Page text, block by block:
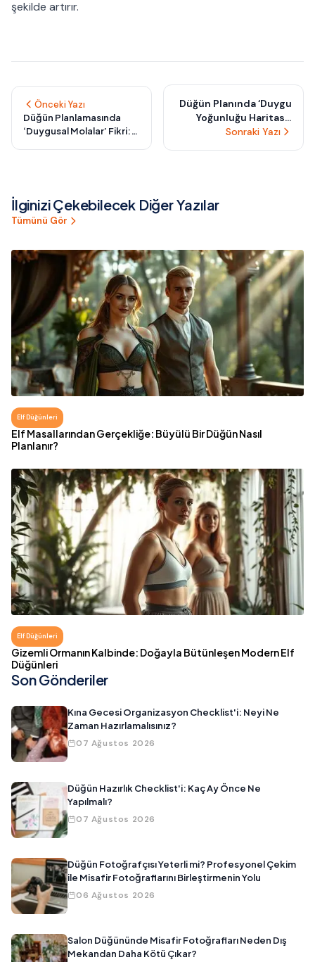
şekilde artırır.
Önceki Yazı
Düğün Planlamasında
‘Duygusal Molalar’ Fikri:
Sonraki Yazı
Düğün Planında ‘Duygu
Yoğunluğu Haritası’:
Hangi Anlara Yatırım
İlginizi Çekebilecek Diğer Yazılar
Tümünü Gör
Elf Düğünleri
Elf Masallarından Gerçekliğe: Büyülü Bir Düğün Nasıl
Planlanır?
Elf Düğünleri
Gizemli Ormanın Kalbinde: Doğayla Bütünleşen Modern Elf
Düğünleri
Son Gönderiler
Kına Gecesi Organizasyon Checklist'i: Neyi Ne
Zaman Hazırlamalısınız?
07 Ağustos 2026
Düğün Hazırlık Checklist'i: Kaç Ay Önce Ne
Yapılmalı?
07 Ağustos 2026
Düğün Fotoğrafçısı Yeterli mi? Profesyonel Çekim
ile Misafir Fotoğraflarını Birleştirmenin Yolu
06 Ağustos 2026
Salon Düğününde Misafir Fotoğrafları Neden Dış
Mekandan Daha Kötü Çıkar?